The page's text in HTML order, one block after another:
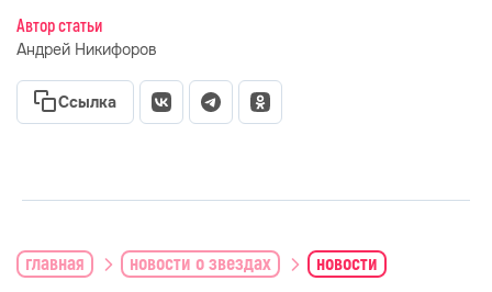
Автор статьи
Андрей Никифоров
Ссылка
главная новости о звездах новости